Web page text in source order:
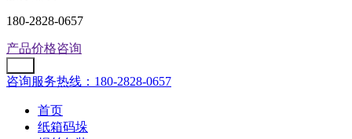
180-2828-0657
产品价格咨询
咨询服务热线：180-2828-0657
首页
纸箱码垛